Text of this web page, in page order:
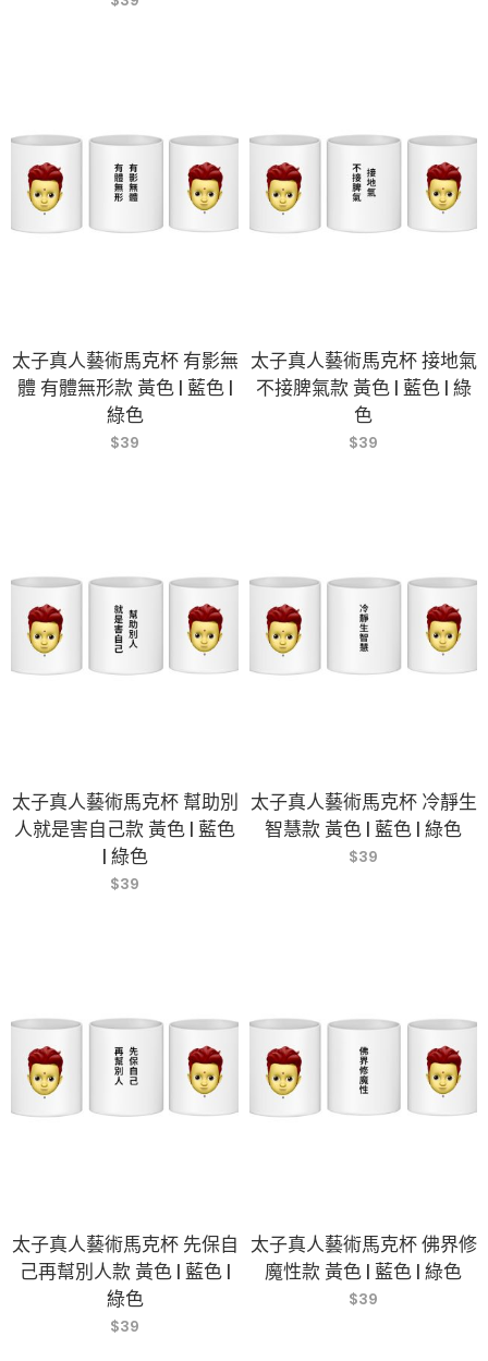
太子真人藝術馬克杯 有影無
體 有體無形款 黃色 | 藍色 |
綠色
$39
太子真人藝術馬克杯 接地氣
不接脾氣款 黃色 | 藍色 | 綠
色
$39
太子真人藝術馬克杯 幫助別
人就是害自己款 黃色 | 藍色
| 綠色
$39
太子真人藝術馬克杯 冷靜生
智慧款 黃色 | 藍色 | 綠色
$39
太子真人藝術馬克杯 先保自
己再幫別人款 黃色 | 藍色 |
綠色
$39
太子真人藝術馬克杯 佛界修
魔性款 黃色 | 藍色 | 綠色
$39